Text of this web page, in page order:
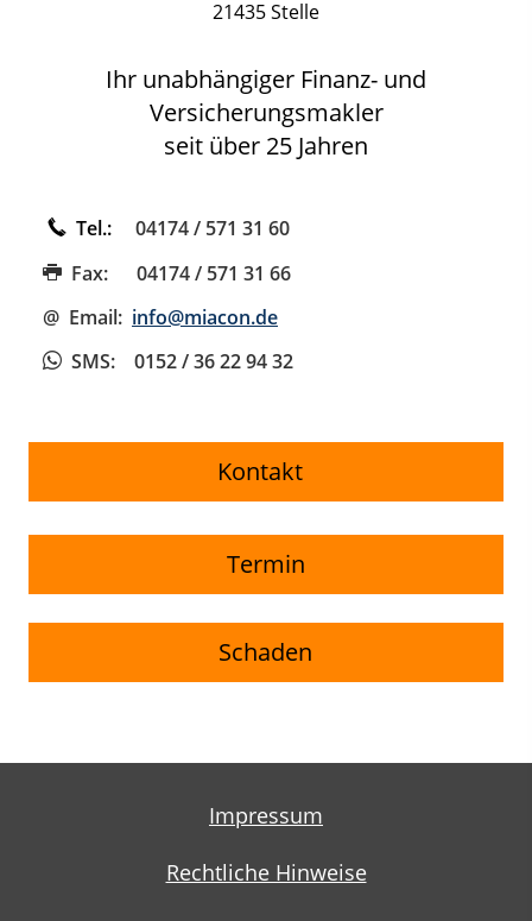
21435 Stelle
Ihr unabhängiger Finanz- und
Versicherungsmakler
seit über 25 Jahren
Tel.: 04174 / 571 31 60
Fax: 04174 / 571 31 66
@ Email: info@miacon.de
SMS: 0152 / 36 22 94 32
Kontakt
Termin
Schaden
Impressum
Rechtliche Hinweise